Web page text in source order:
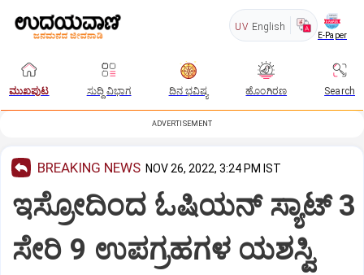
UV English
E-Paper
ಮುಖಪುಟ ಸುದ್ದಿ ವಿಭಾಗ ದಿನ ಭವಿಷ್ಯ ಹೊಂಗಿರಣ Search
ADVERTISEMENT
BREAKING NEWS NOV 26, 2022, 3:24 PM IST
ಇಸ್ರೋದಿಂದ ಓಷಿಯನ್ ಸ್ಯಾಟ್ 3
ಸೇರಿ 9 ಉಪಗ್ರಹಗಳ ಯಶಸ್ವಿ